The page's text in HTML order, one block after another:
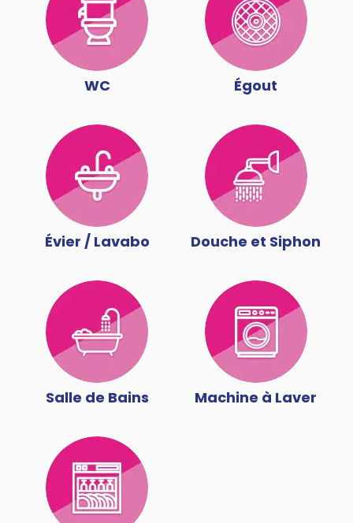
WC Égout
Évier / Lavabo Douche et Siphon
Salle de Bains Machine à Laver